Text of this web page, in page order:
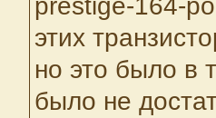
prestige-164-
этих
но это было в
было не